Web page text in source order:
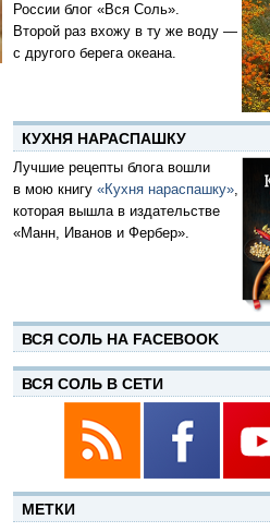
России блог «Вся Соль».
Второй раз вхожу в ту же воду —
с другого берега океана.
КУХНЯ НАРАСПАШКУ
Лучшие рецепты блога вошли
в мою книгу «Кухня нараспашку»,
которая вышла в издательстве
«Манн, Иванов и Фербер».
ВСЯ СОЛЬ НА FACEBOOK
ВСЯ СОЛЬ В СЕТИ
МЕТКИ